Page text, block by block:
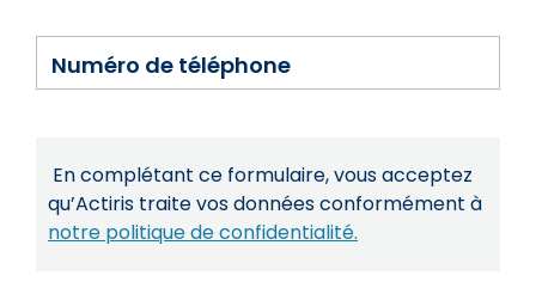
Numéro de téléphone
En complétant ce formulaire, vous acceptez
qu’Actiris traite vos données conformément à
notre politique de confidentialité.